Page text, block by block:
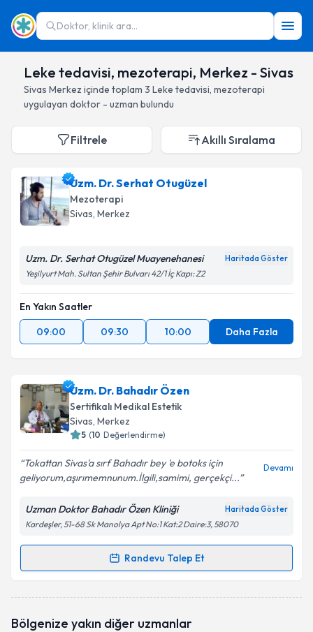
Doktor, klinik ara...
Leke tedavisi, mezoterapi, Merkez - Sivas
Sivas Merkez içinde toplam 3 Leke tedavisi, mezoterapi
uygulayan doktor - uzman bulundu
Filtrele Akıllı Sıralama
Uzm. Dr. Serhat Otugüzel
Mezoterapi
Sivas, Merkez
Uzm. Dr. Serhat Otugüzel Muayenehanesi Haritada Göster
Yeşilyurt Mah. Sultan Şehir Bulvarı 42/1 İç Kapı: Z2
En Yakın Saatler
09:00
09:30 10:00 Daha Fazla
Uzm. Dr. Bahadır Özen
Sertifikalı Medikal Estetik
Sivas, Merkez
5 (10 Değerlendirme)
Tokattan Sivas'a sırf Bahadır bey 'e botoks için
geliyorum,aşırımemnunum.İlgili,samimi, gerçekçi...
Devamı
Uzman Doktor Bahadır Özen Kliniği Haritada Göster
Kardeşler, 51-68 Sk Manolya Apt No:1 Kat:2 Daire:3, 58070
Randevu Talep Et
Randevu Takvimi Talebi
oluşturun. Size bu uzmandan randevu almanız için bir
Bölgenize yakın diğer uzmanlar